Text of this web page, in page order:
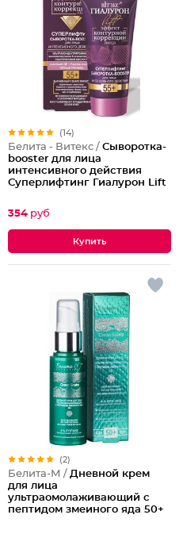
(14)
Белита - Витекс / Сыворотка-
booster для лица
интенсивного действия
Суперлифтинг Гиалурон Lift
354 руб
(2)
Белита-М / Дневной крем
для лица
ультраомолаживающий с
пептидом змеиного яда 50+